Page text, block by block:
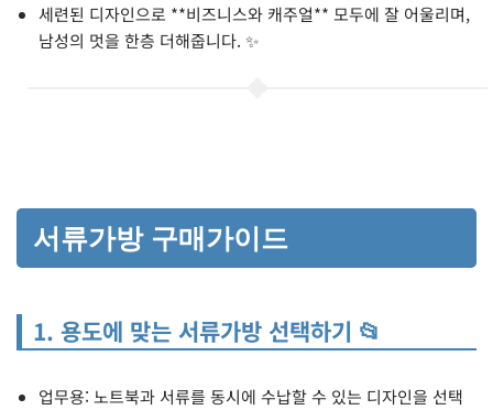
세련된 디자인으로 **비즈니스와 캐주얼** 모두에 잘 어울리며,
남성의 멋을 한층 더해줍니다. ✨
서류가방 구매가이드
1. 용도에 맞는 서류가방 선택하기 📂
업무용: 노트북과 서류를 동시에 수납할 수 있는 디자인을 선택